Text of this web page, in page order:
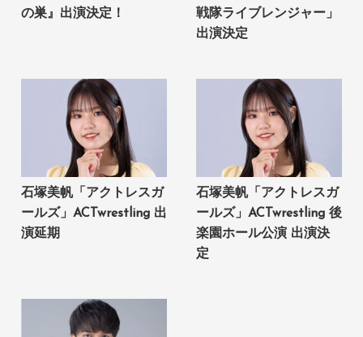
の巣』出演決定！
戦隊ライブレンジャー」
出演決定
石塚美帆「アクトレスガ
ールズ」ACTwrestling 出
演延期
石塚美帆「アクトレスガ
ールズ」ACTwrestling 後
楽園ホール公演 出演決
定